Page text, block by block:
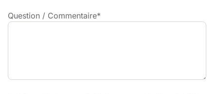
Question / Commentaire*